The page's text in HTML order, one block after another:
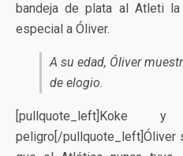
bandeja de plata al Atleti
especial a Óliver.
A su edad, Óliver
de elogio.
peligro[/pullquote_left]Óliver